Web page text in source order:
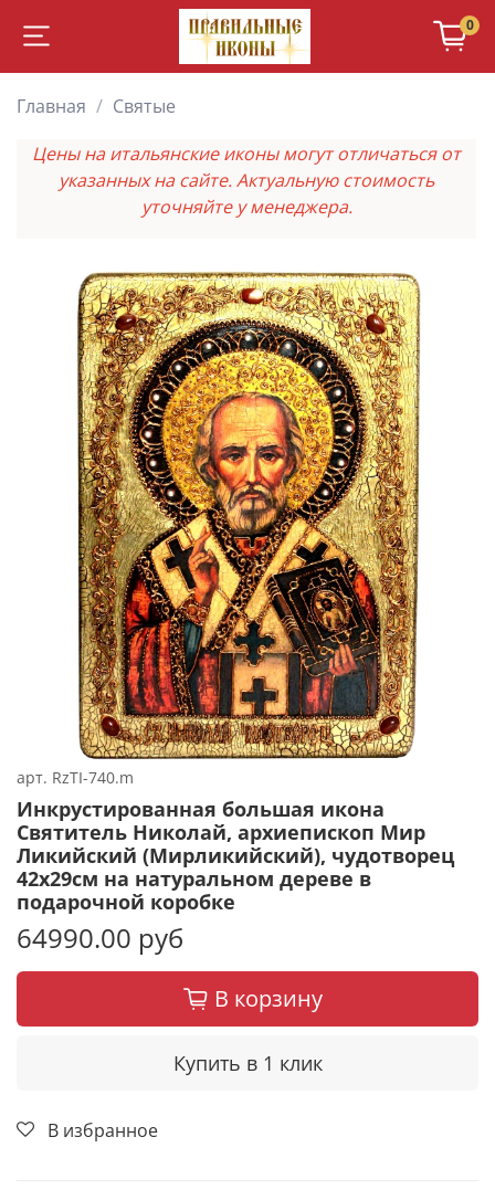
0
Главная
Святые
Цены на итальянские иконы могут отличаться от
указанных на сайте. Актуальную стоимость
уточняйте у менеджера.
арт. RzTI-740.m
Инкрустированная большая икона
Святитель Николай, архиепископ Мир
Ликийский (Мирликийский), чудотворец
42х29см на натуральном дереве в
подарочной коробке
64990.00 руб
В корзину
Купить в 1 клик
В избранное